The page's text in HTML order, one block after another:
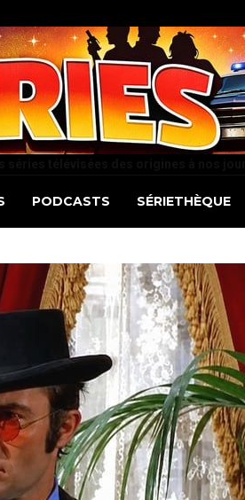
PODCASTS SÉRIETHÈQUE